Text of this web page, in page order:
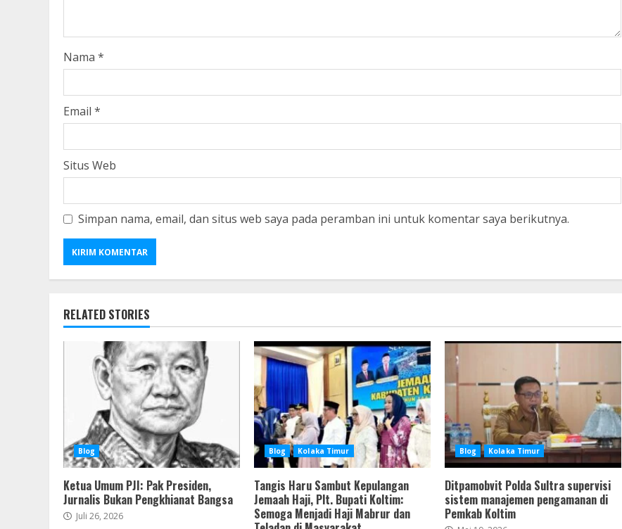
Nama *
Email *
Situs Web
Simpan nama, email, dan situs web saya pada peramban ini untuk komentar saya berikutnya.
RELATED STORIES
Blog
Ketua Umum PJI: Pak Presiden,
Jurnalis Bukan Pengkhianat Bangsa
Juli 26, 2026
Blog Kolaka Timur
Tangis Haru Sambut Kepulangan
Jemaah Haji, Plt. Bupati Koltim:
Semoga Menjadi Haji Mabrur dan
Blog Kolaka Timur
Ditpamobvit Polda Sultra supervisi
sistem manajemen pengamanan di
Pemkab Koltim